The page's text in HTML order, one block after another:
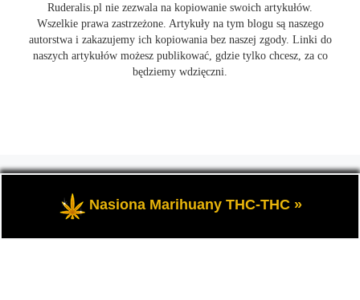
Ruderalis.pl nie zezwala na kopiowanie swoich artykułów.
Wszelkie prawa zastrzeżone. Artykuły na tym blogu są naszego
autorstwa i zakazujemy ich kopiowania bez naszej zgody. Linki do
naszych artykułów możesz publikować, gdzie tylko chcesz, za co
będziemy wdzięczni.
marihuanie THC i konopi CBD, wszystko na temat uprawy
cannabis i nie tylko.
Nasiona Marihuany THC-THC »